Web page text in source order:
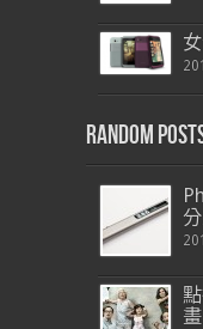
Random
畫